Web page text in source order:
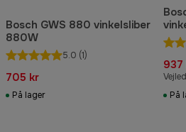
Bosch GWS 880 vinkelsliber
880W
5.0 (1)
705 kr
På lager
937
På